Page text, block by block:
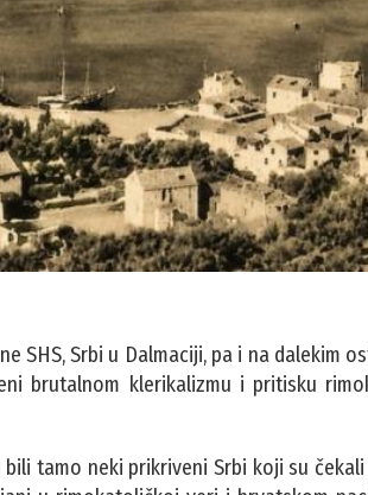
SHS, Srbi u Dalmaciji, pa i na dalekim
brutalnom klerikalizmu i pritisku
bili tamo neki prikriveni Srbi koji su